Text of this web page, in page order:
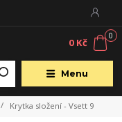
Menu
0
0 Kč
Krytka složení - Vsett 9